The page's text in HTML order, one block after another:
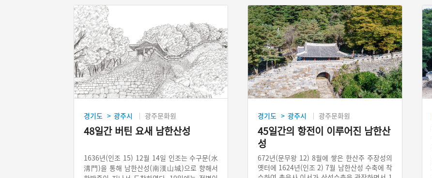
경기도 > 광주시 광주문화원
48일간 버틴 요새 남한산성
1636년(인조 15) 12월 14일 인조는 수구문(水
溝門)을 통해 남한산성(南漢山城)으로 향해서
경기도 > 광주시 광주문화원
45일간의 항전이 이루어진 남한산
성
672년(문무왕 12) 8월에 쌓은 한산주 주장성의
옛터에 1624년(인조 2) 7월 남한산성 수축에 착